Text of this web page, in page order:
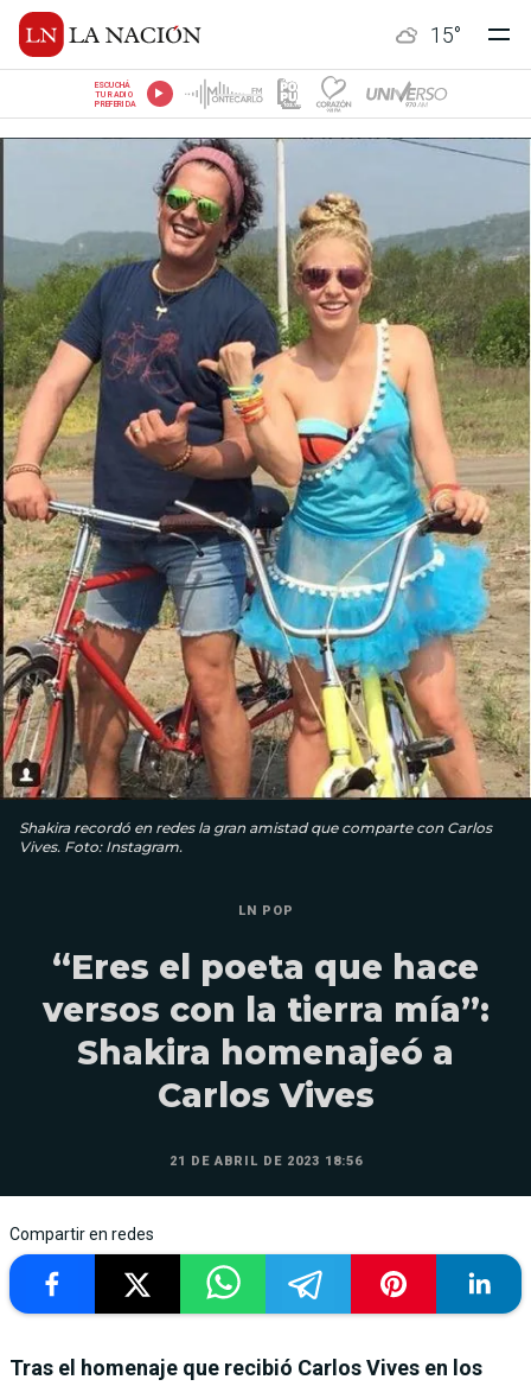
15°
ESCUCHÁ
TU RADIO
PREFERIDA
Shakira recordó en redes la gran amistad que comparte con Carlos
Vives. Foto: Instagram.
LN POP
“Eres el poeta que hace
versos con la tierra mía”:
Shakira homenajeó a
Carlos Vives
21 DE ABRIL DE 2023 18:56
Compartir en redes
Tras el homenaje que recibió Carlos Vives en los